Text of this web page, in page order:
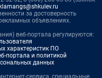
за достоверность
объявлениях.
веб-портала регулируются:
характеристик ПО
портала и политикой
данных
сервиса, специальные